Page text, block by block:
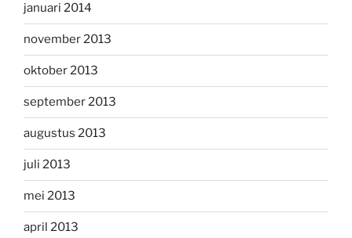
januari 2014
november 2013
oktober 2013
september 2013
augustus 2013
juli 2013
mei 2013
april 2013